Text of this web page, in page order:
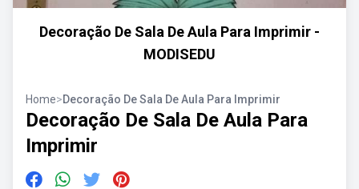
Decoração De Sala De Aula Para Imprimir -
MODISEDU
Home>Decoração De Sala De Aula Para Imprimir
Decoração De Sala De Aula Para
Imprimir